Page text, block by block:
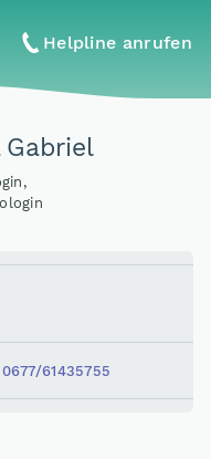
Helpline anrufen
0677/61435755